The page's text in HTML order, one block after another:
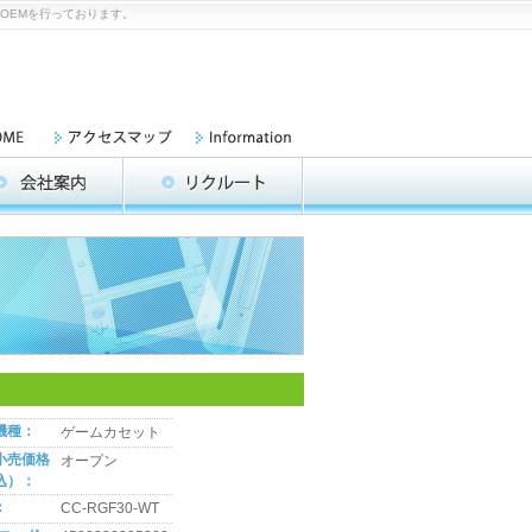
を行っております。
種：
ゲームカセット
売価格
）：
オープン
CC-RGF30-WT